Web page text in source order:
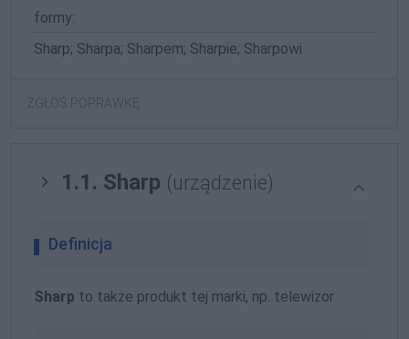
formy:
Sharp; Sharpa; Sharpem; Sharpie; Sharpowi
ZGŁOŚ POPRAWKĘ
1.1. Sharp (urządzenie)
Definicja
Sharp to także produkt tej marki, np. telewizor